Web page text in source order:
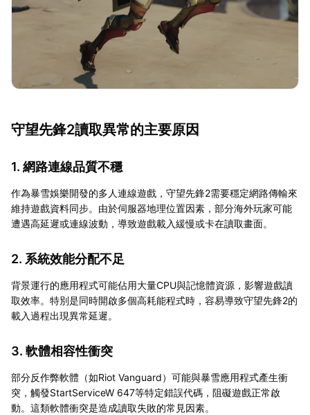
守望先鋒2讀取異常的主要原因
1. 網路連線品質不穩
作為暴雪娛樂開發的多人連線遊戲，守望先鋒2需要穩定網路傳輸來
維持遊戲資料同步。由於伺服器地理位置因素，部分海外玩家可能
遭遇高延遲或連線波動，導致遊戲載入緩慢或卡在讀取畫面。
2. 系統效能分配不足
背景運行的應用程式可能佔用大量CPU與記憶體資源，影響遊戲讀
取效率。特別是同時開啟多個高耗能程式時，容易導致守望先鋒2的
載入過程出現異常延遲。
3. 軟體相容性衝突
部分反作弊軟體（如Riot Vanguard）可能與暴雪應用程式產生衝
突，觸發StartServiceW 647等特定錯誤代碼，阻礙遊戲正常啟
動。這類軟體衝突是造成讀取失敗的常見因素。